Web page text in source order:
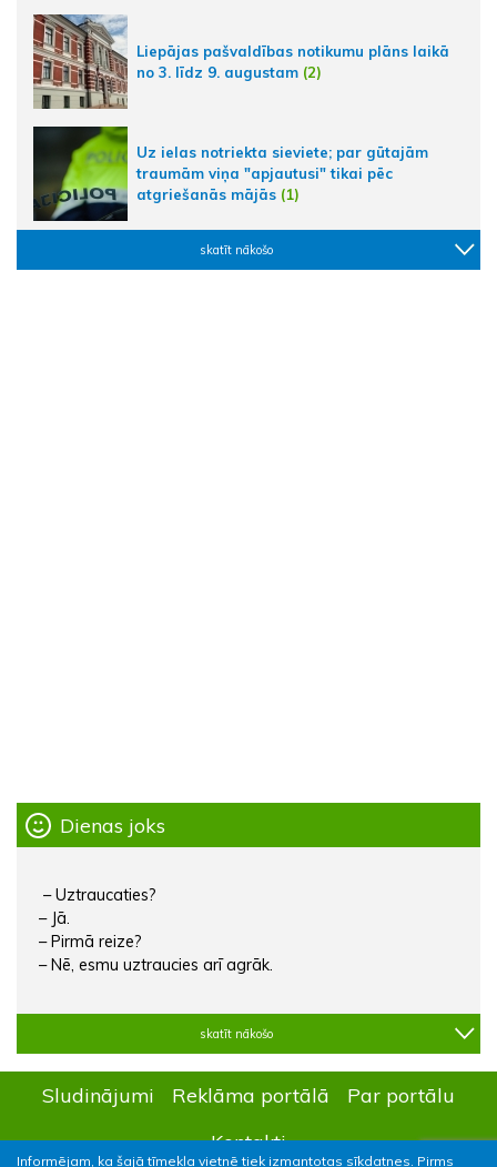
Informējam, ka šajā tīmekļa vietnē tiek izmantotas sīkdatnes. Pirms
Liepājas pašvaldības notikumu plāns laikā
no 3. līdz 9. augustam (2)
Uz ielas notriekta sieviete; par gūtajām
traumām viņa "apjautusi" tikai pēc
atgriešanās mājās (1)
skatīt nākošo
Dienas joks
– Uztraucaties?
– Jā.
– Pirmā reize?
– Nē, esmu uztraucies arī agrāk.
skatīt nākošo
Sludinājumi Reklāma portālā
Par portālu
Kontakti